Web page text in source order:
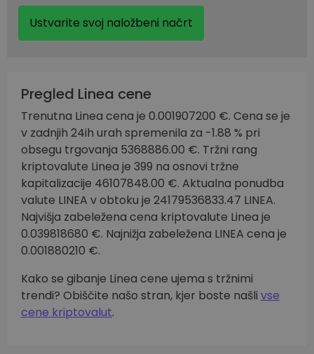
Ustvarite svoj naložbeni načrt
Pregled Linea cene
Trenutna Linea cena je 0.001907200 €. Cena se je
v zadnjih 24ih urah spremenila za -1.88 % pri
obsegu trgovanja 5368886.00 €. Tržni rang
kriptovalute Linea je 399 na osnovi tržne
kapitalizacije 46107848.00 €. Aktualna ponudba
valute LINEA v obtoku je 24179536833.47 LINEA.
Najvišja zabeležena cena kriptovalute Linea je
0.039818680 €. Najnižja zabeležena LINEA cena je
0.001880210 €.
Kako se gibanje Linea cene ujema s tržnimi
trendi? Obiščite našo stran, kjer boste našli vse
cene kriptovalut.